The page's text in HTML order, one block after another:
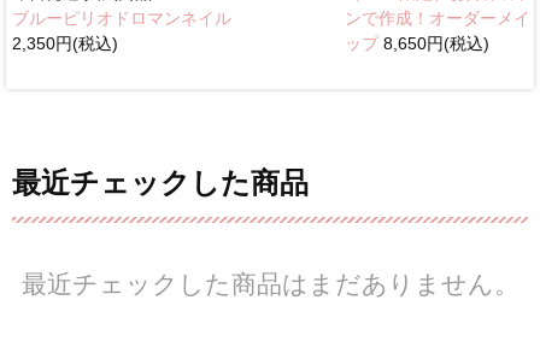
ブルーピリオドロマンネイル
2,350円(税込)
ンで作成！オーダーメイ
ップ8,650円(税込)
最近チェックした商品
最近チェックした商品はまだありません。